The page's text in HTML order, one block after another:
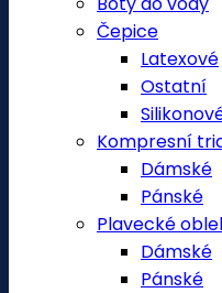
Čepice
Latexové
Ostatní
Kompresní
Dámské
Pánské
Plavecké
Dámské
Pánské